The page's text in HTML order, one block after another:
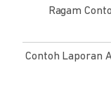
Ragam
Contoh Laporan